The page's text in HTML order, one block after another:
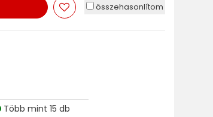
összehasonlítom
Több mint 15 db